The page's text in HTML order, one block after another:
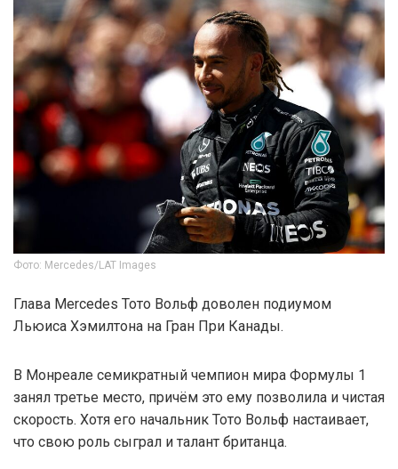
Фото: Mercedes/LAT Images
Глава Mercedes Тото Вольф доволен подиумом
Льюиса Хэмилтона на Гран При Канады.
В Монреале семикратный чемпион мира Формулы 1
занял третье место, причём это ему позволила и чистая
скорость. Хотя его начальник Тото Вольф настаивает,
что свою роль сыграл и талант британца.